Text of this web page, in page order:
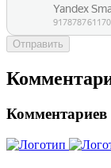
Отправить
Комментариев